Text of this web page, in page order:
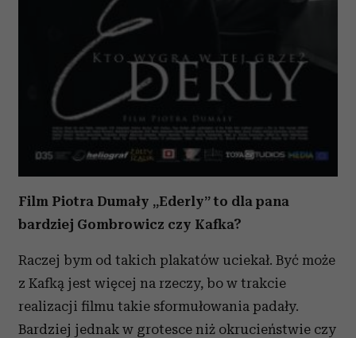
Film Piotra Dumały „Ederly” to dla pana
bardziej Gombrowicz czy Kafka?
Raczej bym od takich plakatów uciekał. Być może
z Kafką jest więcej na rzeczy, bo w trakcie
realizacji filmu takie sformułowania padały.
Bardziej jednak w grotesce niż okrucieństwie czy